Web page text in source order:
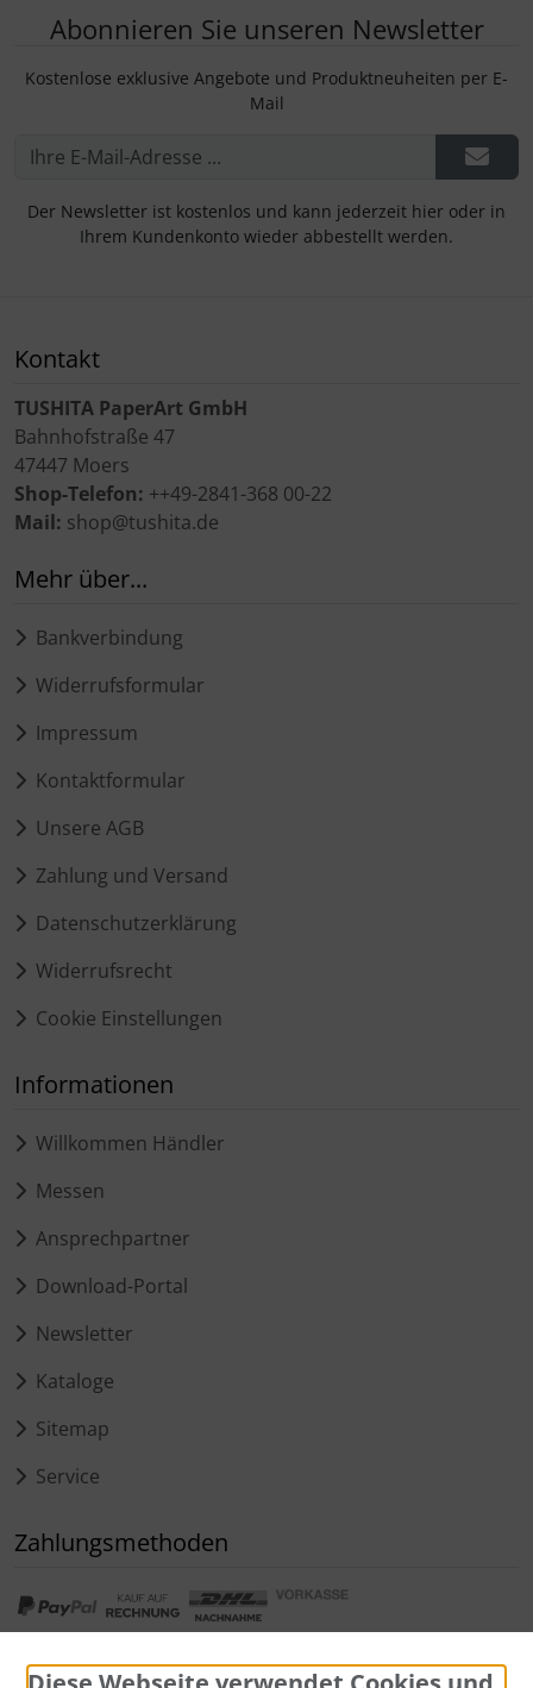
Abonnieren Sie unseren Newsletter
Kostenlose exklusive Angebote und Produktneuheiten per E-
Mail
Der Newsletter ist kostenlos und kann jederzeit hier oder in
Ihrem Kundenkonto wieder abbestellt werden.
Kontakt
TUSHITA PaperArt GmbH
Bahnhofstraße 47
47447 Moers
Shop-Telefon: ++49-2841-368 00-22
Mail: shop@tushita.de
Mehr über...
Bankverbindung
Widerrufsformular
Impressum
Kontaktformular
Unsere AGB
Zahlung und Versand
Datenschutzerklärung
Widerrufsrecht
Cookie Einstellungen
Informationen
Willkommen Händler
Messen
Ansprechpartner
Download-Portal
Newsletter
Kataloge
Sitemap
Service
Zahlungsmethoden